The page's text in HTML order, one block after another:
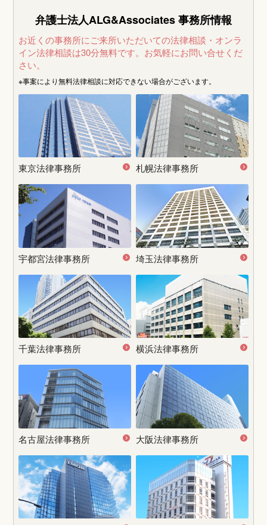
弁護士法人ALG&Associates事務所情報
お近くの事務所にご来所いただいての法律相談・オンラ
イン法律相談は30分無料です。 お気軽にお問い合せくだ
さい。
※事案により無料法律相談に対応できない場合がございます。
東京法律事務所 札幌法律事務所
宇都宮法律事務所 埼玉法律事務所
千葉法律事務所 横浜法律事務所
名古屋法律事務所 大阪法律事務所